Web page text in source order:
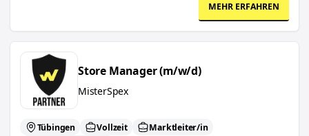
MEHR ERFAHREN
Store Manager (m/w/d)
Store Manager (m/w/d)
MisterSpex
Tübingen Vollzeit
Marktleiter/in